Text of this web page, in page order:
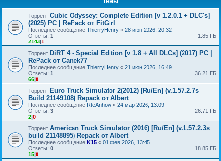
Торрент Cubic Odyssey: Complete Edition [v 1.2.0.1 + DLC's]
(2025) PC | RePack от FitGirl
Последнее сообщение ThierryHenry « 28 июн 2026, 20:32
Ответы: 1
2143|1
1.85 ГБ
Торрент DiRT 4 - Special Edition [v 1.8 + All DLCs] (2017) PC |
RePack от Canek77
Последнее сообщение ThierryHenry « 21 июн 2026, 16:49
Ответы: 1
66|0
36.21 ГБ
Торрент Euro Truck Simulator 2(2012) [Ru/En] (v.1.57.2.7s
Build 21149108) Repack от Albert
Последнее сообщение RteAnhow « 24 мар 2026, 13:09
Ответы: 3
2|0
26.71 ГБ
Торрент American Truck Simulator (2016) [Ru/En] (v.1.57.2.3s
build 21148895) Repack от Albert
Последнее сообщение K15 « 01 фев 2026, 13:45
Ответы: 0
15|0
18.85 ГБ